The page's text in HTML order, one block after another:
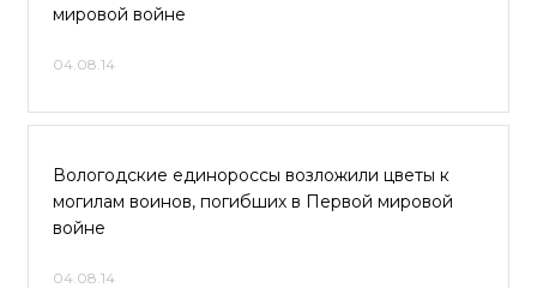
мировой войне
04.08.14
Вологодские единороссы возложили цветы к
могилам воинов, погибших в Первой мировой
войне
04.08.14